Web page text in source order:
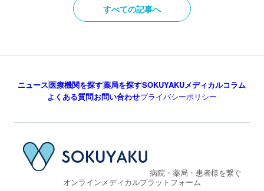
すべての記事へ
ニュース医療機関を探す薬局を探すSOKUYAKUメディカルコラム
よくある質問お問い合わせプライバシーポリシー
病院・薬局・患者様を繋ぐ
オンラインメディカルプラットフォーム